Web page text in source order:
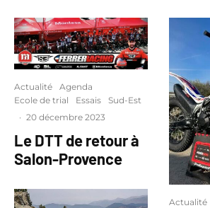
Actualité
Agenda
Ecole de trial
Essais
Sud-Est
· 20 décembre 2023
Le DTT de retour à
Salon-Provence
Actualité